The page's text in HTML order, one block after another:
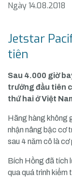
Ngày 14.08.2018
Jetstar
tiên
Sau 4.000 giờ
trưởng đầu tiên
thứ hai ở Việt
Hãng hàng không
nhận nâng bậc cơ
sau 4 năm cô là
Bích Hồng đã tích
qua quá trình kiểm